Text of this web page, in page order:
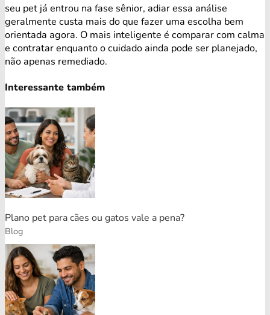
seu pet já entrou na fase sênior, adiar essa análise
geralmente custa mais do que fazer uma escolha bem
orientada agora. O mais inteligente é comparar com calma
e contratar enquanto o cuidado ainda pode ser planejado,
não apenas remediado.
Interessante também
Plano pet para cães ou gatos vale a pena?
Blog